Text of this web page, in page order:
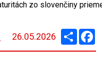
zo slovenčiny
26.05.2026 Zdieľaj